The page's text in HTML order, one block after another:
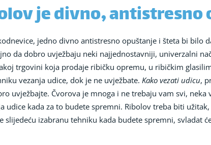
je divno, antistresno
jedno divno antistresno opuštanje i šteta bi bilo
da dobro uvježbaju neki najjednostavniji, univerzalni
trgovini koja prodaje ribičku opremu, u ribičkim
vezanja udice, dok je ne uvježbate. Kako vezati udicu,
uvježbajte. Čvorova je mnoga i ne trebaju vam svi,
udice kada za to budete spremni. Ribolov treba biti
slijedeću izabranu tehniku kada budete spremni, svladat